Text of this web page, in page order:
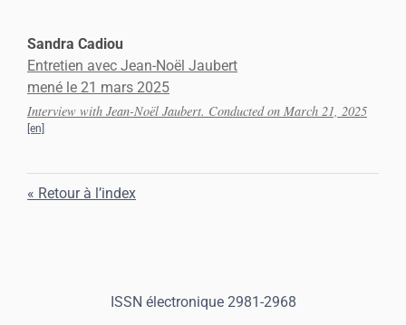
Sandra Cadiou
Entretien avec Jean-Noël Jaubert
mené le 21 mars 2025
Interview with Jean-Noël Jaubert. Conducted on March 21, 2025
Retour à l’index
ISSN électronique 2981-2968